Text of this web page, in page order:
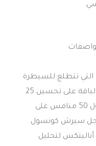
التي تتطلع للسيطرة
على المنافسة الرقمية، وتركز هذه الباقة على تحسين 25
صفحة خدمات مع تحليل شامل لأول 50 منافس على
سيرش كونسول
لتحليل